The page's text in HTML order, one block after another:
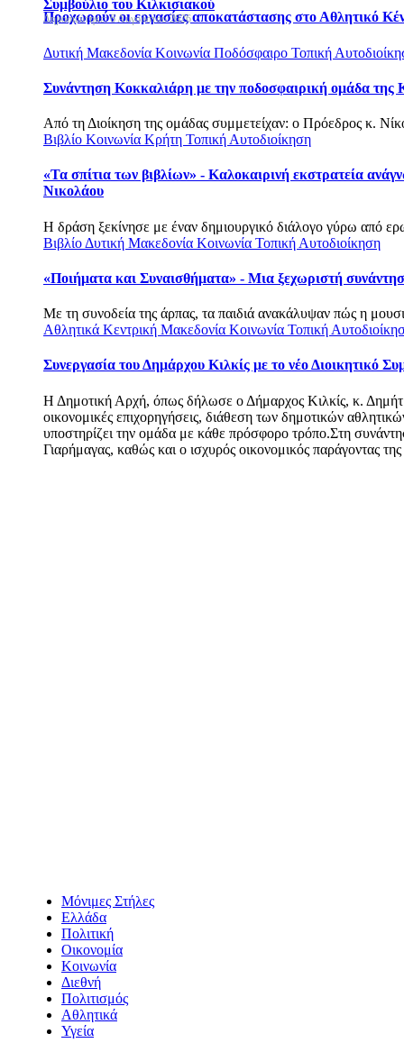
Προχωρούν οι εργασίες αποκατάστασης στο Αθλητικό
Δυτική Μακεδονία Κοινωνία Ποδόσφαιρο Τοπική
Συνάντηση Κοκκαλιάρη με την ποδοσφαιρική ομάδα της
Από τη Διοίκηση της ομάδας συμμετείχαν: o Πρόεδρος κ.
Βιβλίο Κοινωνία Κρήτη Τοπική Αυτοδιοίκηση
«Τα σπίτια των βιβλίων» - Καλοκαιρινή εκστρατεία
Νικολάου
Η δράση ξεκίνησε με έναν δημιουργικό διάλογο γύρω από
Βιβλίο Δυτική Μακεδονία Κοινωνία Τοπική Αυτοδιοίκηση
«Ποιήματα και Συναισθήματα» - Μια ξεχωριστή
Με τη συνοδεία της άρπας, τα παιδιά ανακάλυψαν πώς η
Αθλητικά Κεντρική Μακεδονία Κοινωνία Τοπική
Συνεργασία του Δημάρχου Κιλκίς με το νέο Διοικητικό
Η Δημοτική Αρχή, όπως δήλωσε ο Δήμαρχος Κιλκίς, κ.
οικονομικές επιχορηγήσεις, διάθεση των δημοτικών
υποστηρίζει την ομάδα με κάθε πρόσφορο τρόπο.Στη
Γιαρήμαγας, καθώς και ο ισχυρός οικονομικός παράγοντας
Συμβούλιο του Κιλκισιακού
Δημοσιεύτηκε: 6 Αυγούστου 2026
Μόνιμες Στήλες
Ελλάδα
Πολιτική
Οικονομία
Κοινωνία
Διεθνή
Πολιτισμός
Αθλητικά
Υγεία